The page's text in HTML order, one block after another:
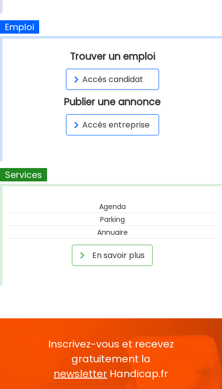
Emploi
Trouver un emploi
Accès candidat
Publier une annonce
Accès entreprise
Services
Agenda
Parking
Annuaire
En savoir plus
Inscrivez-vous et recevez
gratuitement la
newsletter Handicap.fr